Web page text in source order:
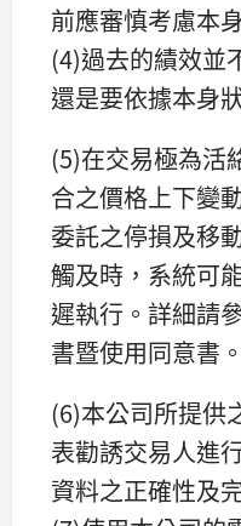
前應審慎考慮本
(4)過去的績效並
還是要依據本身
(5)在交易極為活
合之價格上下變
委託之停損及移
觸及時，系統可
遲執行。詳細請
書暨使用同意書。
(6)本公司所提供
表勸誘交易人進
資料之正確性及